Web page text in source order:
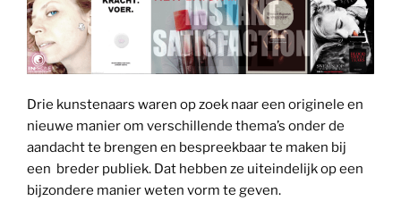
Drie kunstenaars waren op zoek naar een originele en
nieuwe manier om verschillende thema’s onder de
aandacht te brengen en bespreekbaar te maken bij
een breder publiek. Dat hebben ze uiteindelijk op een
bijzondere manier weten vorm te geven.